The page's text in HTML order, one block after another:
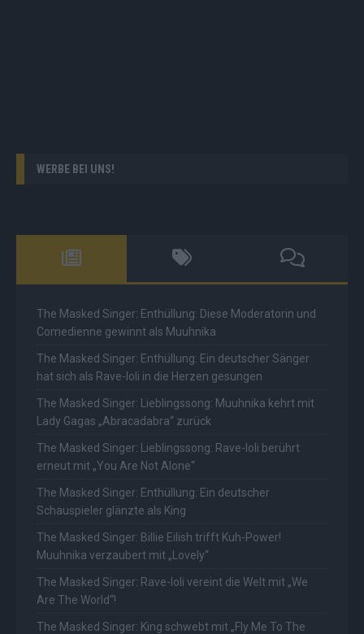
WERBE BEI UNS!
The Masked Singer: Enthüllung: Diese Moderatorin und
Comedienne gewinnt als Muuhnika
The Masked Singer: Enthüllung: Ein deutscher Sänger
hat sich als Rave-Ioli in die Herzen gesungen
The Masked Singer: Lieblingssong: Muuhnika kehrt mit
Lady Gagas „Abracadabra“ zurück
The Masked Singer: Lieblingssong: Rave-Ioli berührt
erneut mit „You Are Not Alone“
The Masked Singer: Enthüllung: Ein deutscher
Schauspieler glänzte als King
The Masked Singer: Billie Eilish trifft Kuh-Power!
Muuhnika verzaubert mit „Lovely“
The Masked Singer: Rave-Ioli vereint die Welt mit „We
Are The World“!
The Masked Singer: King schwebt mit „Fly Me To The